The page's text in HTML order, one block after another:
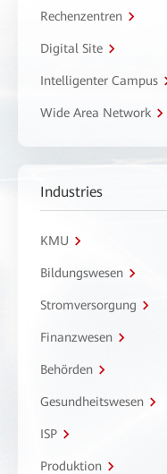
Rechenzentren
Digital Site
Intelligenter Campus
Wide Area Network
Industries
KMU
Bildungswesen
Stromversorgung
Finanzwesen
Behörden
Gesundheitswesen
ISP
Produktion